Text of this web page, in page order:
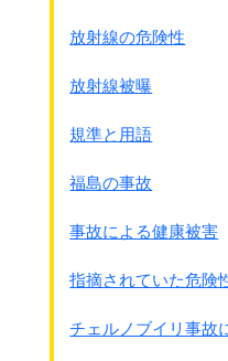
GHQは拒否。
● 同 2月13日、
松本と吉田茂外相に9日
｢最高司令官は、天皇
他国の圧力から天皇を守
実際問題として天皇は安
放射線の危険性
放射線被曝
規準と用語
福島の事故
事故による健康被害
指摘されていた危険
チェルノブイリ事故